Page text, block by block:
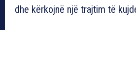
dhe kërkojnë një trajtim të